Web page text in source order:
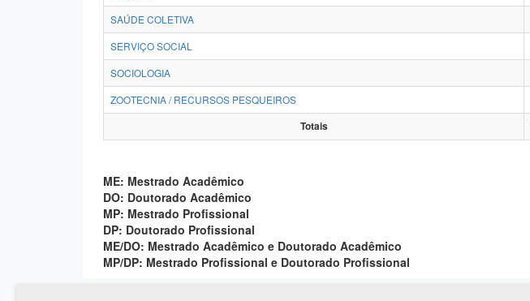
SAÚDE COLETIVA
SERVIÇO SOCIAL
SOCIOLOGIA
ZOOTECNIA / RECURSOS PESQUEIROS
Totais
ME: Mestrado Acadêmico
DO: Doutorado Acadêmico
MP: Mestrado Profissional
DP: Doutorado Profissional
ME/DO: Mestrado Acadêmico e Doutorado Acadêmico
MP/DP: Mestrado Profissional e Doutorado Profissional